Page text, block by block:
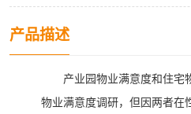
产品描述
产业园物业满意度和住宅
物业满意度调研，但因两者在